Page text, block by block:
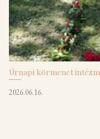
Úrnapi körmenet
2026.06.16.